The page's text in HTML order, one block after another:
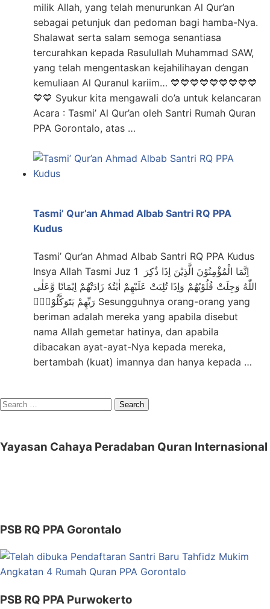
milik Allah, yang telah menurunkan Al Qur’an
sebagai petunjuk dan pedoman bagi hamba-Nya.
Shalawat serta salam semoga senantiasa
tercurahkan kepada Rasulullah Muhammad SAW,
yang telah mengentaskan kejahilihayan dengan
kemuliaan Al Quranul kariim… 💙💙💙💙💙💙💙💙💙
💙💙 Syukur kita mengawali do’a untuk kelancaran
Acara : Tasmi’ Al Qur’an oleh Santri Rumah Quran
PPA Gorontalo, atas …
Tasmi’ Qur’an Ahmad Albab Santri RQ PPA
Kudus
Tasmi’ Qur’an Ahmad Albab Santri RQ PPA Kudus
Insya Allah Tasmi Juz 1 اِنَّمَا الْمُؤْمِنُوْنَ الَّذِيْنَ اِذَا ذُكِرَ
اللّٰهُ وَجِلَتْ قُلُوْبُهُمْ وَاِذَا تُلِيَتْ عَلَيْهِمْ اٰيٰتُهٗ زَادَتْهُمْ اِيْمَانًا وَّعَلٰى
رَبِّهِمْ يَتَوَكَّلُوْنَۙ Sesungguhnya orang-orang yang
beriman adalah mereka yang apabila disebut
nama Allah gemetar hatinya, dan apabila
dibacakan ayat-ayat-Nya kepada mereka,
bertambah (kuat) imannya dan hanya kepada …
Search
Yayasan Cahaya Peradaban Quran Internasional
PSB RQ PPA Gorontalo
PSB RQ PPA Purwokerto